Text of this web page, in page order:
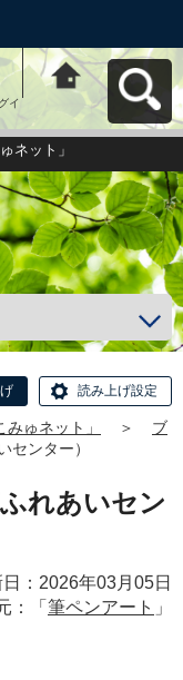
イ
江東区コミュニ
ティ活動支援サ
イト「ことこみ
ゅネット」へ戻
る
ネット」
読み上げ設定
ゅネット」 ＞
ブ
センター）
れあいセン
：2026年03月05日
：「 筆ペンアート 」